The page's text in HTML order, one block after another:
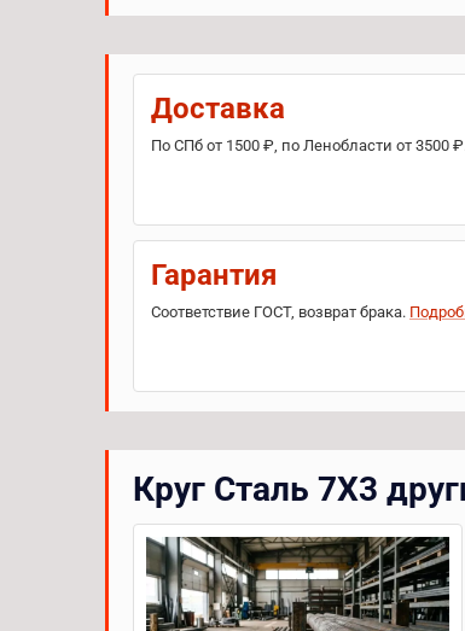
Доставка
По СПб от 1500 ₽, по Ленобласти от 3500
Гарантия
Соответствие ГОСТ, возврат брака.
Круг Сталь 7Х3